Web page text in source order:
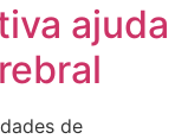
ajuda
de